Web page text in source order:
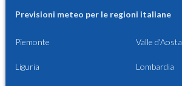
Previsioni meteo per le regioni italiane
Piemonte Valle d'Aosta
Liguria Lombardia